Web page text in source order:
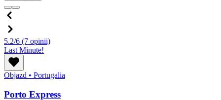
5.2/6 (7 opinii)
Last Minute!
Objazd • Portugalia
Porto Express